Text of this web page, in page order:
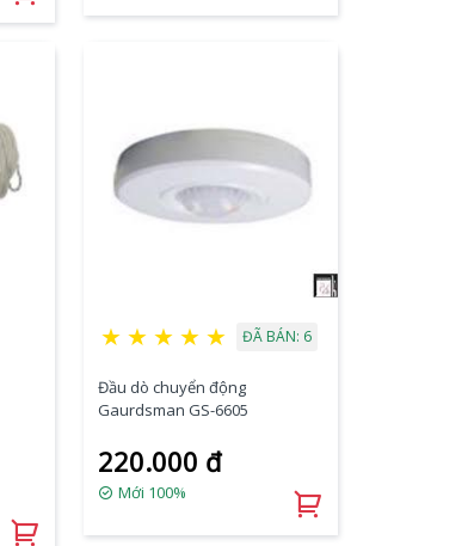
★ ★ ★ ★ ★ ĐÃ BÁN: 6
Đầu dò chuyển động
Gaurdsman GS-6605
220.000 đ
Mới 100%